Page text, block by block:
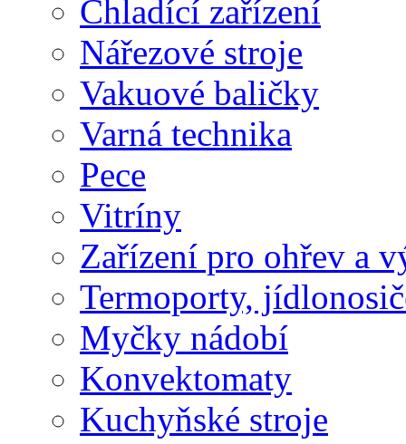
Chladící zařízení
Nářezové stroje
Vakuové baličky
Varná technika
Pece
Vitríny
Zařízení pro ohřev a
Termoporty,
Myčky nádobí
Konvektomaty
Kuchyňské stroje